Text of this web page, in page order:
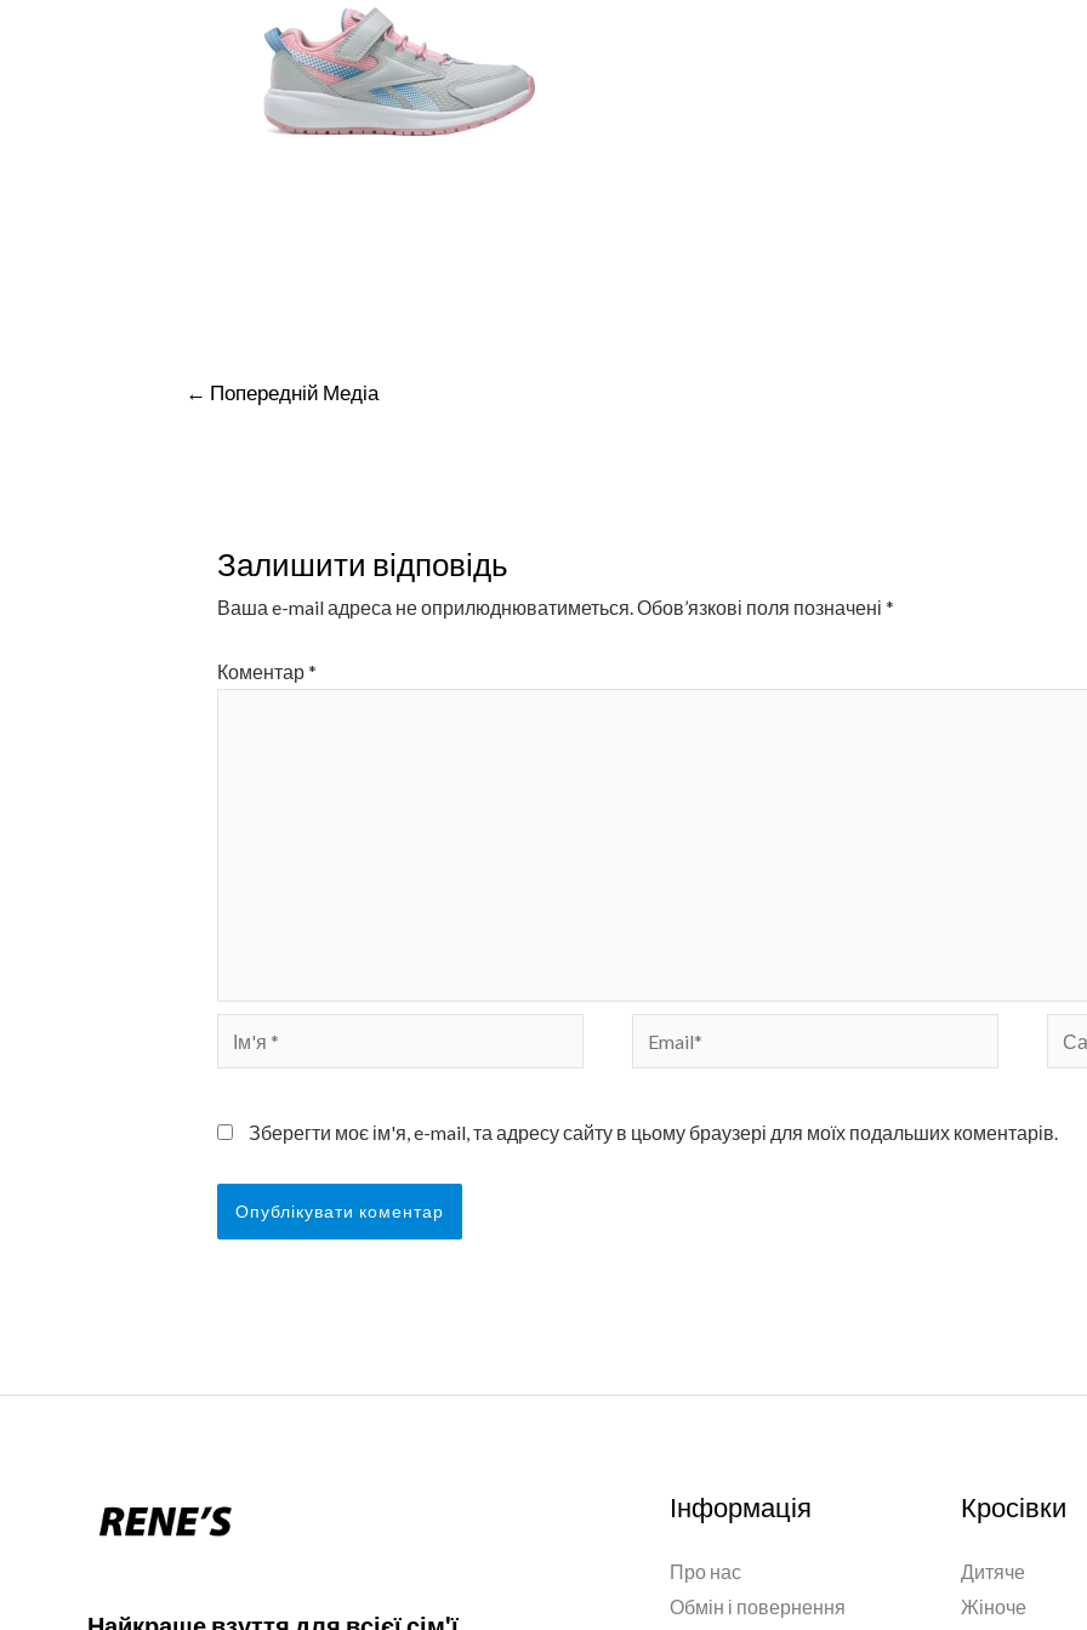
Навігація
← Попередній Медіа
Залишити відповідь
Ваша e-mail адреса не оприлюднюватиметься. Обов’язкові поля позначені *
Коментар*
Ім'я
*
Зберегти моє ім'я, e-mail, та адресу сайту в цьому браузері для моїх подальших коментарів.
Інформація
Про нас
Обмін і повернення
Кросівки
Дитяче
Жіноче